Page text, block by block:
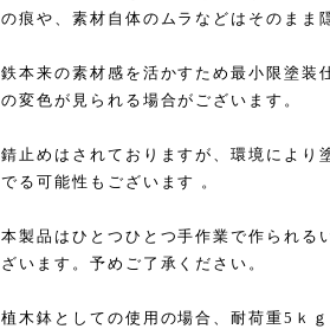
の痕や、素材自体のムラなどはそのまま
鉄本来の素材感を活かすため最小限塗装
の変色が見られる場合がございます。
錆止めはされておりますが、環境により
でる可能性もございます 。
本製品はひとつひとつ手作業で作られる
ざいます。予めご了承ください。
植木鉢としての使用の場合、耐荷重5ｋｇ